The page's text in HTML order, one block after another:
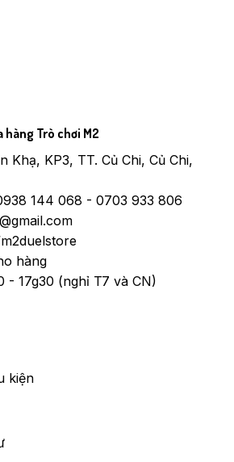
hàng Trò chơi M2
Khạ, KP3, TT. Củ Chi, Củ Chi,
144 068 - 0703 933 806
hàng
- 17g30 (nghỉ T7 và CN)
kiện